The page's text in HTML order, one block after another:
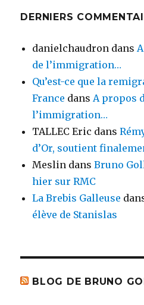
DERNIERS
danielchaudron dans
de l’immigration…
Qu’est-ce que la
France dansA propos
l’immigration…
TALLEC Eric dans
d’Or, soutient
Meslin dansBruno
hier sur RMC
La Brebis Galleuse
élève de Stanislas
BLOG DE BRUNO